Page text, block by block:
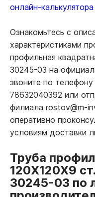
онлайн-калькулятора
Ознакомьтесь с
характеристиками
профильная
30245-03 на
звоните по
78632040392 или
филиала rostov@m-
оперативно
условиям доставки
Труба
120Х120Х9
30245-03 по